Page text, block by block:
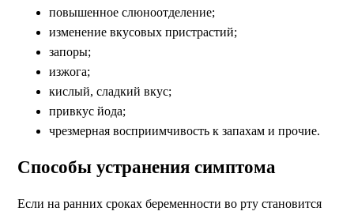
повышенное слюноотделение;
изменение вкусовых пристрастий;
запоры;
изжога;
кислый, сладкий вкус;
привкус йода;
чрезмерная восприимчивость к запахам и прочие.
Способы устранения симптома
Если на ранних сроках беременности во рту становится